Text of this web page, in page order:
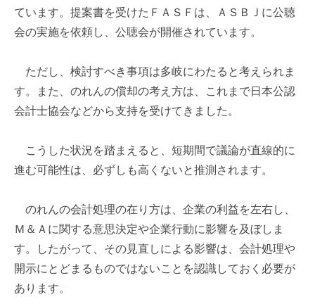
ています。提案書を受けたＦＡＳＦは、ＡＳＢＪに公聴
会の実施を依頼し、公聴会が開催されています。
ただし、検討すべき事項は多岐にわたると考えられま
す。また、のれんの償却の考え方は、これまで日本公認
会計士協会などから支持を受けてきました。
こうした状況を踏まえると、短期間で議論が直線的に
進む可能性は、必ずしも高くないと推測されます。
のれんの会計処理の在り方は、企業の利益を左右し、
Ｍ＆Ａに関する意思決定や企業行動に影響を及ぼしま
す。したがって、その見直しによる影響は、会計処理や
開示にとどまるものではないことを認識しておく必要が
あります。